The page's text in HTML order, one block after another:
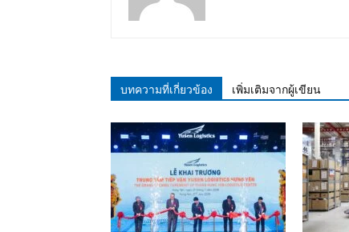
บทความที่เกี่ยวข้อง เพิ่มเติมจากผู้เขียน